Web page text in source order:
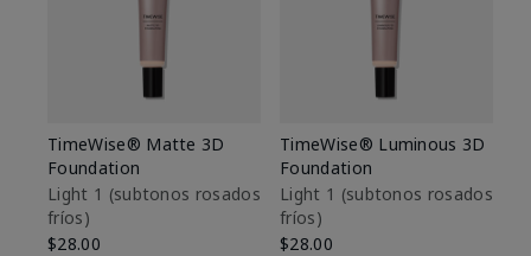
TimeWise® Matte 3D
Foundation
Light 1​ (subtonos rosados
fríos)
$28.00
TimeWise® Luminous 3D
Foundation
Light 1​ (subtonos rosados
fríos)
$28.00